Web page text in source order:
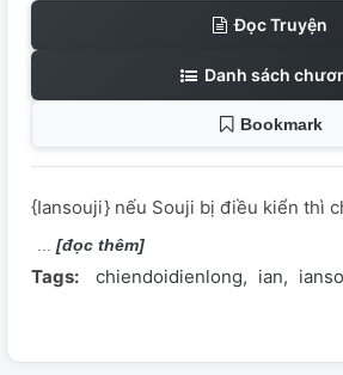
Đọc Truyện
Danh sách
Bookmark
{Iansouji} nếu Souji bị điều kiển thì
[đọc thêm]
Tags: chiendoidienlong ian